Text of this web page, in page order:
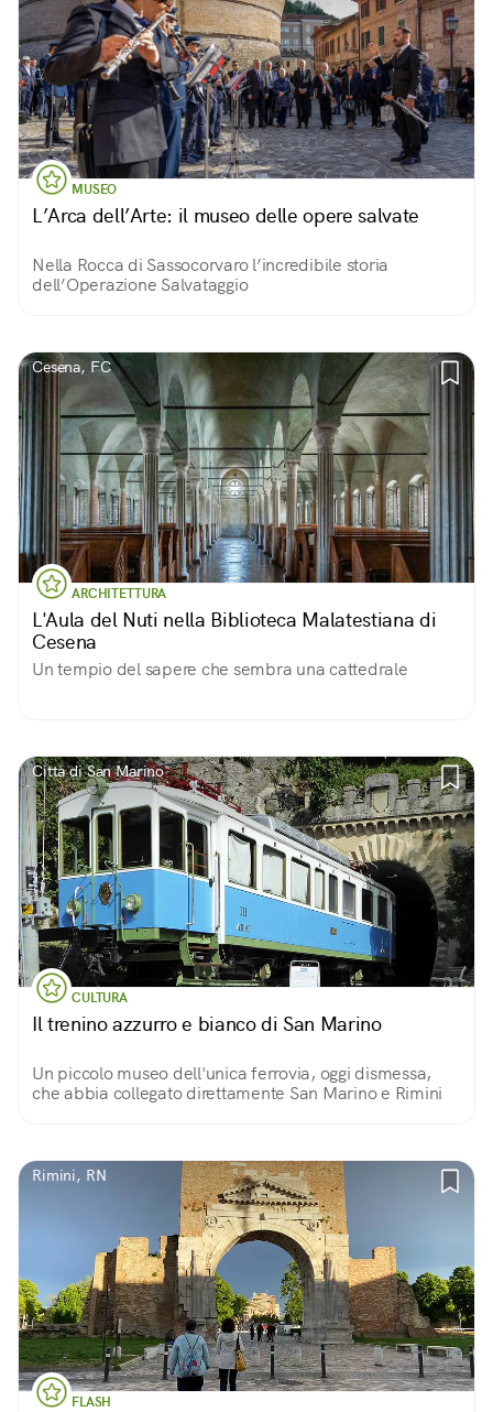
MUSEO
L’Arca dell’Arte: il museo delle opere salvate
Nella Rocca di Sassocorvaro l’incredibile storia
dell’Operazione Salvataggio
Cesena, FC
ARCHITETTURA
L'Aula del Nuti nella Biblioteca Malatestiana di
Cesena
Un tempio del sapere che sembra una cattedrale
Città di San Marino
CULTURA
Il trenino azzurro e bianco di San Marino
Un piccolo museo dell'unica ferrovia, oggi dismessa,
che abbia collegato direttamente San Marino e Rimini
Rimini, RN
FLASH